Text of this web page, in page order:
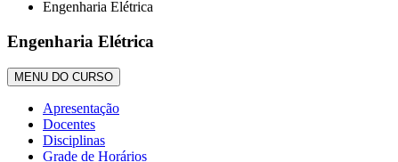
Engenharia Elétrica
Engenharia Elétrica
MENU DO CURSO
Apresentação
Docentes
Disciplinas
Grade de Horários